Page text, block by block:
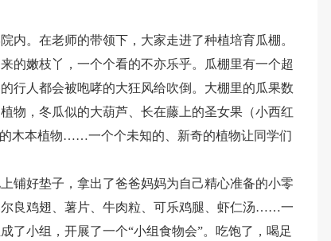
内。在老师的带领下，大家走进了种植培育瓜棚。
的嫩枝丫，一个个看的不亦乐乎。瓜棚里有一个超
行人都会被咆哮的大狂风给吹倒。大棚里的瓜果数
物，冬瓜似的大葫芦、长在藤上的圣女果（小西红
木本植物……一个个未知的、新奇的植物让同学们
铺好垫子，拿出了爸爸妈妈为自己精心准备的小零
良鸡翅、薯片、牛肉粒、可乐鸡腿、虾仁汤……一
了小组，开展了一个“小组食物会”。吃饱了，喝足